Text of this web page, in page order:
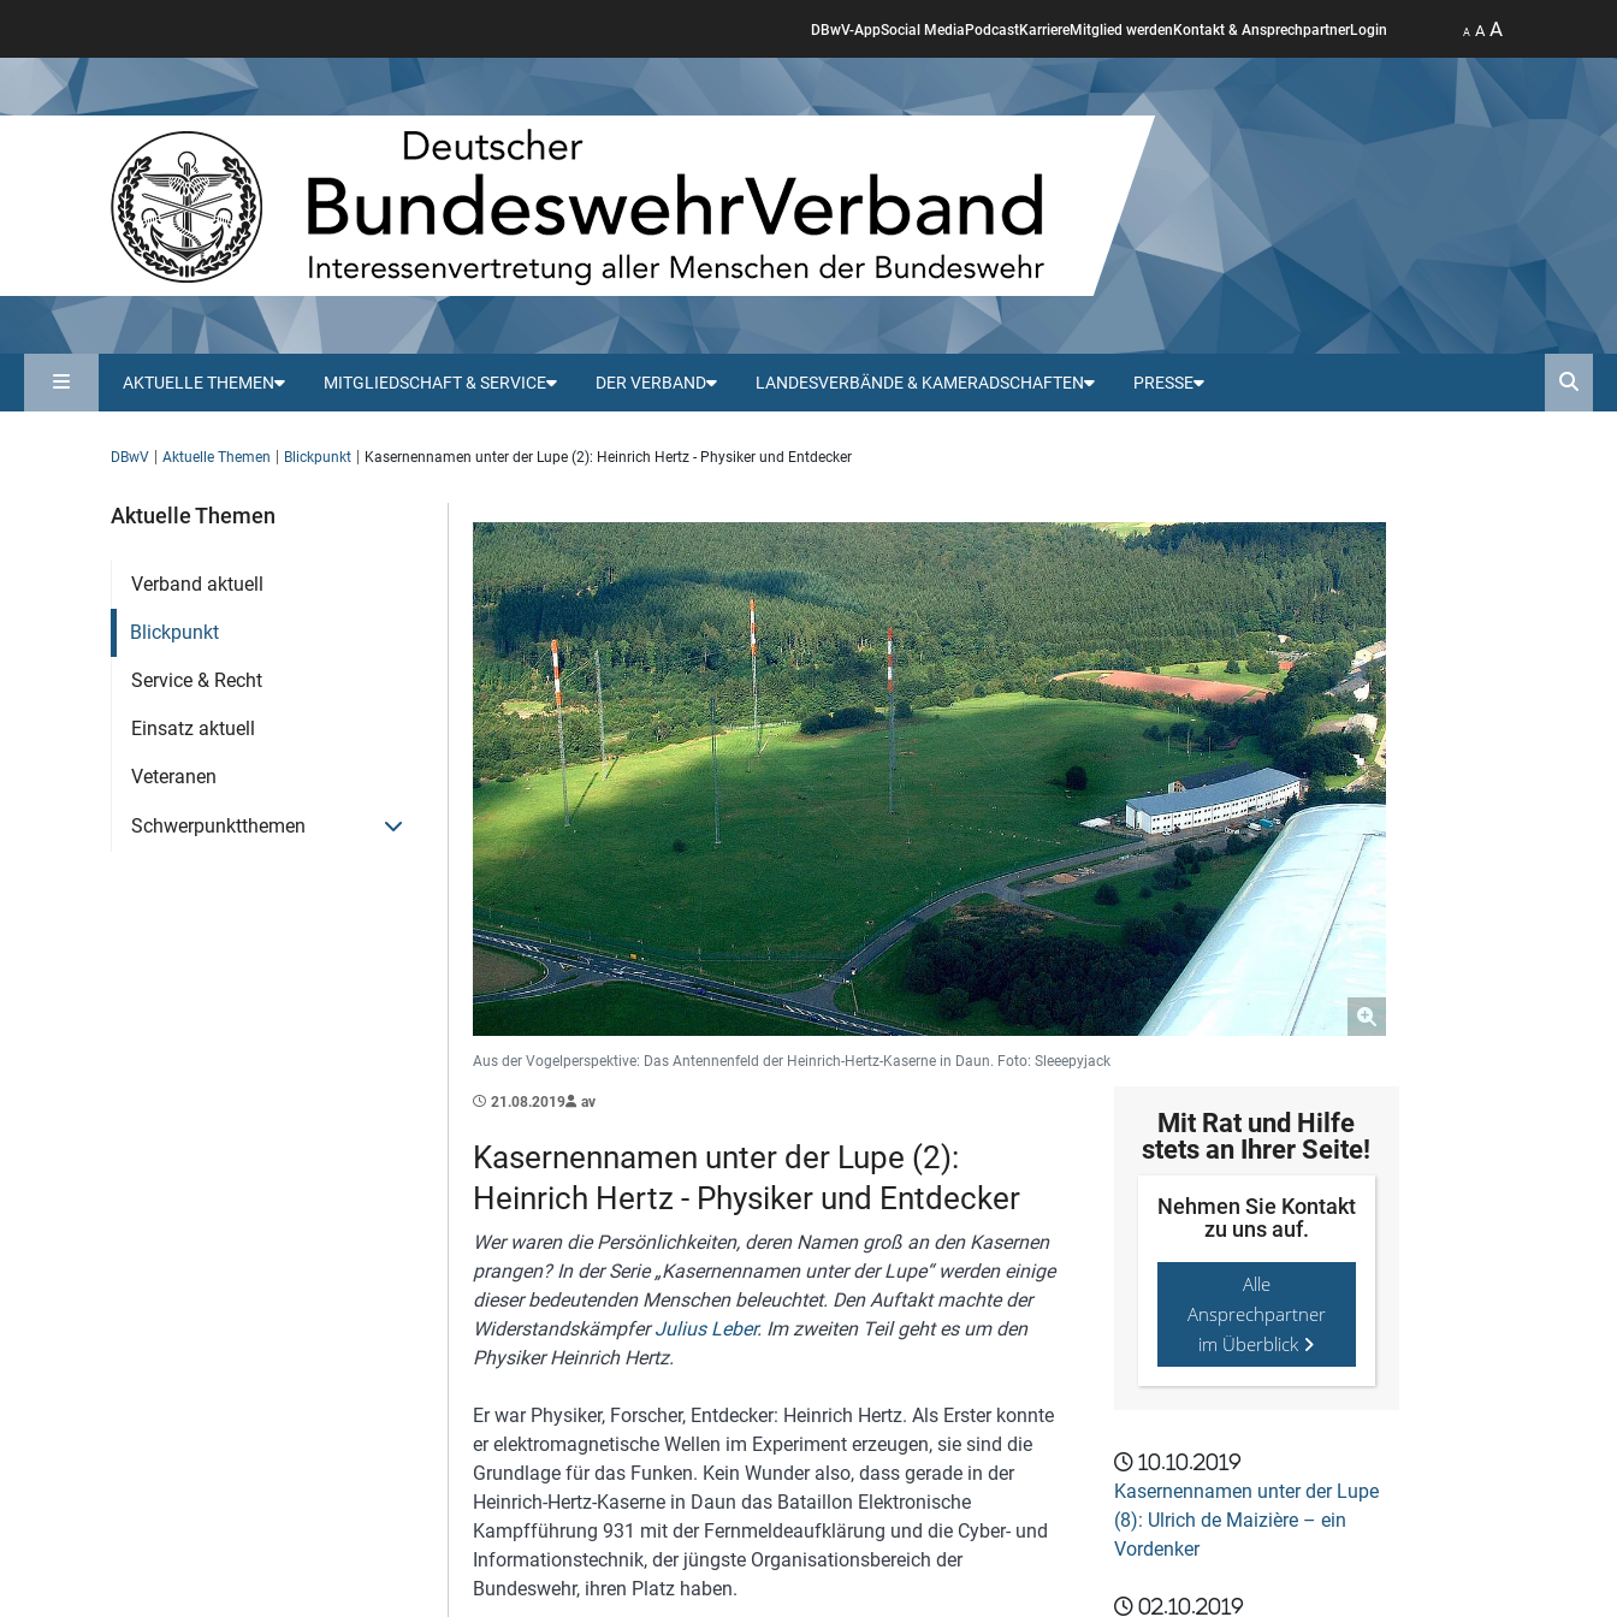
DBwV-AppSocial Media PodcastKarriereMitglied werden Kontakt & AnsprechpartnerLogin A A A
AKTUELLE THEMEN MITGLIEDSCHAFT & SERVICE DER VERBAND LANDESVERBÄNDE & KAMERADSCHAFTEN PRESSE
DBwV Aktuelle Themen Blickpunkt Kasernennamen unter der Lupe (2): Heinrich Hertz - Physiker und Entdecker
Aktuelle Themen
Verband aktuell
Blickpunkt
Service & Recht
Einsatz aktuell
Veteranen
Schwerpunktthemen Menü öffnen
Aus der Vogelperspektive: Das Antennenfeld der Heinrich-Hertz-Kaserne in Daun. Foto: Sleeepyjack
21.08.2019 av
Kasernennamen unter der Lupe (2):
Heinrich Hertz - Physiker und Entdecker
Wer waren die Persönlichkeiten, deren Namen groß an den Kasernen
prangen? In der Serie „Kasernennamen unter der Lupe“ werden einige
dieser bedeutenden Menschen beleuchtet. Den Auftakt machte der
WiderstandskämpferJulius Leber. Im zweiten Teil geht es um den
Physiker Heinrich Hertz.
Er war Physiker, Forscher, Entdecker: Heinrich Hertz. Als Erster konnte
er elektromagnetische Wellen im Experiment erzeugen, sie sind die
Grundlage für das Funken. Kein Wunder also, dass gerade in der
Heinrich-Hertz-Kaserne in Daun das Bataillon Elektronische
Kampfführung 931 mit der Fernmeldeaufklärung und die Cyber- und
Informationstechnik, der jüngste Organisationsbereich der
Bundeswehr, ihren Platz haben.
Mit Rat und Hilfe
stets an Ihrer Seite!
Nehmen Sie Kontakt
zu uns auf.
Alle
Ansprechpartner
im Überblick
10.10.2019
Kasernennamen unter der Lupe
(8): Ulrich de Maizière – ein
Vordenker
02.10.2019